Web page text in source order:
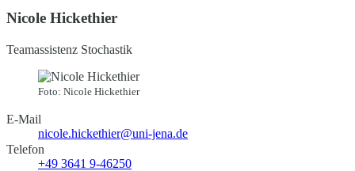
Nicole Hickethier
Teamassistenz Stochastik
Foto: Nicole Hickethier
E-Mail
nicole.hickethier@uni-jena.de
Telefon
+49 3641 9-46250